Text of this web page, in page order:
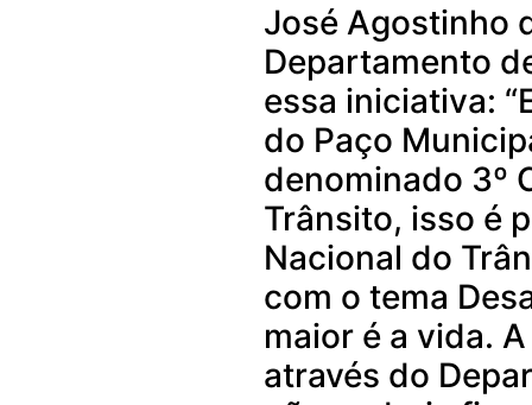
José Agostinho
Departamento
essa iniciativa:
do Paço
denominado 3º
Trânsito, isso é
Nacional do
com o tema
maior é a vida.
através do